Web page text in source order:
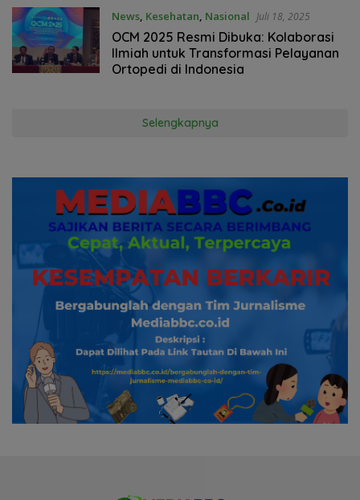
News, Kesehatan, Nasional Juli 18, 2025
OCM 2025 Resmi Dibuka: Kolaborasi
Ilmiah untuk Transformasi Pelayanan
Ortopedi di Indonesia
Selengkapnya